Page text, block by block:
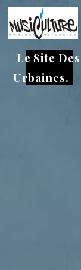
Aller
au
contenu
Le Site
Urbaines.